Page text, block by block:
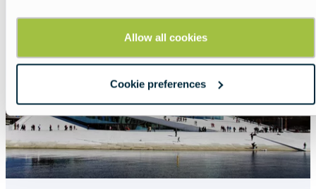
Allow all cookies
Cookie preferences
image